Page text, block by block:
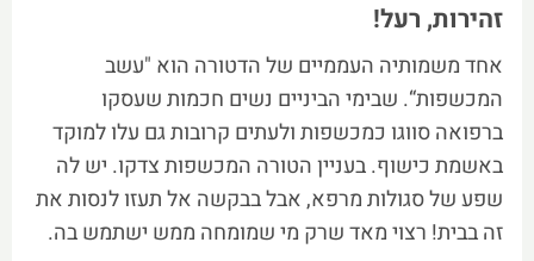
זהירות, רעל!
אחד משמותיה העממיים של הדטורה הוא "עשב
המכשפות“. שבימי הביניים נשים חכמות שעסקו
ברפואה סווגו כמכשפות ולעתים קרובות גם עלו למוקד
באשמת כישוף. בעניין הטורה המכשפות צדקו. יש לה
שפע של סגולות מרפא, אבל בבקשה אל תעזו לנסות את
זה בבית! רצוי מאד שרק מי שמומחה ממש ישתמש בה.